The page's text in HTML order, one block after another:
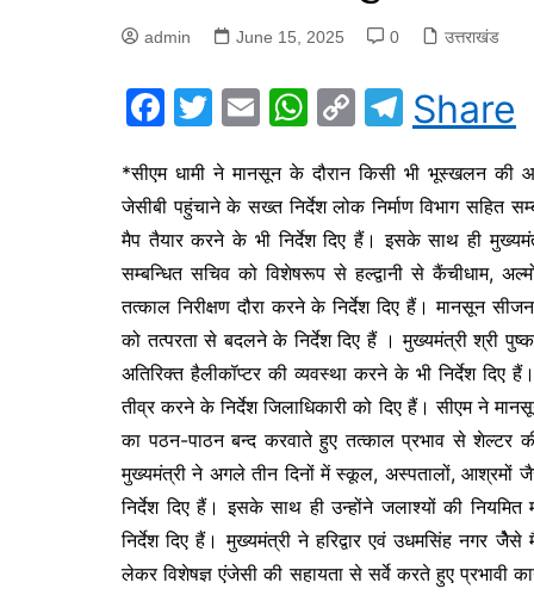
admin June 15, 2025 0 उत्तराखंड
F
c
e
b
o
o
k
T
itt
er
E
ai
l
W
at
s
A
p
p
C
p
y
Li
n
k
T
el
e
gr
a
m
Share
*सीएम धामी ने मानसून के दौरान किसी भी भूस्खलन की
जेसीबी पहुंचाने के सख्त निर्देश लोक निर्माण विभाग सहित
मैप तैयार करने के भी निर्देश दिए हैं। इसके साथ ही
सम्बन्धित सचिव को विशेषरूप से हल्द्वानी से कैंचीधाम,
तत्काल निरीक्षण दौरा करने के निर्देश दिए हैं। मानसून
को तत्परता से बदलने के निर्देश दिए हैं । मुख्यमंत्री श्री
अतिरिक्त हैलीकॉप्टर की व्यवस्था करने के भी निर्देश दिए हैं।
तीव्र करने के निर्देश जिलाधिकारी को दिए हैं। सीएम ने
का पठन-पाठन बन्द करवाते हुए तत्काल प्रभाव से शेल्टर की
मुख्यमंत्री ने अगले तीन दिनों में स्कूल, अस्पतालों, आश्रमों
निर्देश दिए हैं। इसके साथ ही उन्होंने जलाश्यों की
निर्देश दिए हैं। मुख्यमंत्री ने हरिद्वार एवं उधमसिंह नगर
लेकर विशेषज्ञ एंजेसी की सहायता से सर्वे करते हुए प्रभावी